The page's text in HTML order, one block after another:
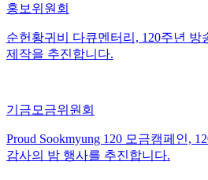
홍보위원회
순헌황귀비 다큐멘터리, 120주년 방
제작을 추진합니다.
기금모금위원회
Proud Sookmyung 120 모금캠페인,
감사의 밤 행사를 추진합니다.